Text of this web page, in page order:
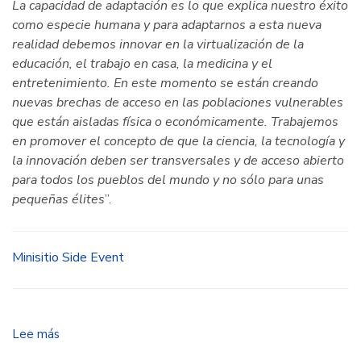
La capacidad de adaptación es lo que explica nuestro éxito
como especie humana y para adaptarnos a esta nueva
realidad debemos innovar en la virtualización de la
educación, el trabajo en casa, la medicina y el
entretenimiento. En este momento se están creando
nuevas brechas de acceso en las poblaciones vulnerables
que están aisladas física o económicamente. Trabajemos
en promover el concepto de que la ciencia, la tecnología y
la innovación deben ser transversales y de acceso abierto
para todos los pueblos del mundo y no sólo para unas
pequeñas élites”.
Minisitio Side Event
Lee más